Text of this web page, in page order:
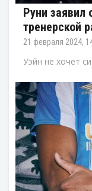
Руни заявил
тренерской
21 февраля 2024,
Уэйн не хочет